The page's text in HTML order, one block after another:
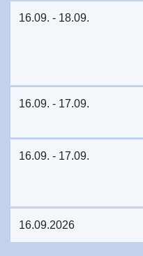
16.09. - 18.09.
16.09. - 17.09.
16.09. - 17.09.
16.09.2026